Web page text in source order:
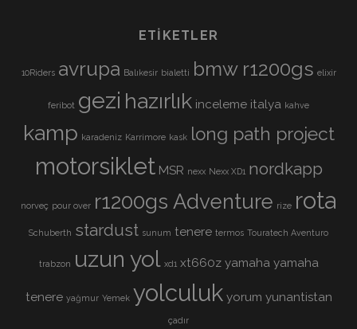
ETIKETLER
10Riders avrupa Balıkesir bialetti bmw r1200gs elixir
feribot gezi hazırlık inceleme italya kahve
kamp karadeniz Karrimore kask long path project
motorsiklet MSR nexx Nexx XD1 nordkapp
norveç pour over r1200gs Adventure rize rota
Schuberth stardust sunum tenere termos Touratech Aventuro
trabzon uzun yol xd1 xt660z yamaha yamaha
tenere yağmur Yemek yolculuk yorum yunantistan
çadır